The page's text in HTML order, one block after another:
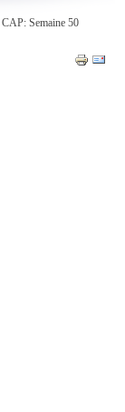
CAP: Semaine 50